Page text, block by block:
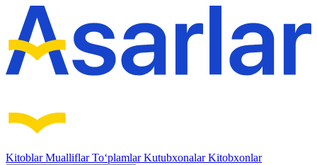
KitoblarMualliflarTo‘plamlarKutubxonalarKitobxonlar